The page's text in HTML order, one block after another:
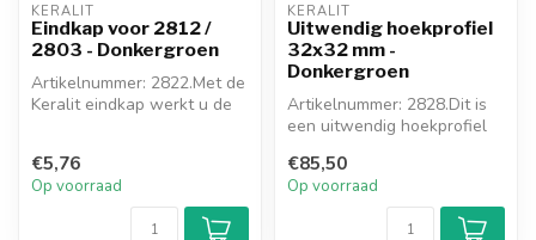
KERALIT
Eindkap voor 2812 /
2803 - Donkergroen
Artikelnummer: 2822.Met de
Keralit eindkap werkt u de
€5,76
Op voorraad
KERALIT
Uitwendig hoekprofiel
32x32 mm -
Donkergroen
Artikelnummer: 2828.Dit is
een uitwendig hoekprofiel
hoek...
€85,50
Op voorraad